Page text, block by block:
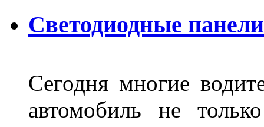
Светодиодные
Сегодня многие
автомобиль не